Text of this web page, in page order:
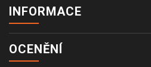
INFORMACE
OCENĚNÍ